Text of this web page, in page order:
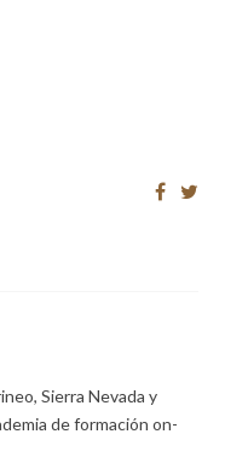
Sierra Nevada y
de formación on-